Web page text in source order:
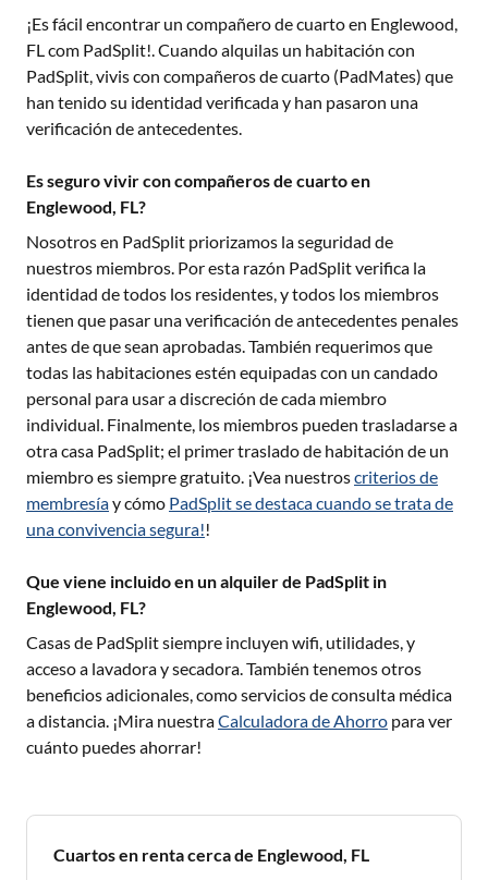
¡Es fácil encontrar un compañero de cuarto en Englewood,
FLcom PadSplit!. Cuando alquilas un habitación con
PadSplit, vivis con compañeros de cuarto (PadMates) que
han tenido su identidad verificada y han pasaron una
verificación de antecedentes.
Es seguro vivir con compañeros de cuarto en
Englewood, FL?
Nosotros en PadSplit priorizamos la seguridad de
nuestros miembros. Por esta razón PadSplit verifica la
identidad de todos los residentes, y todos los miembros
tienen que pasar una verificación de antecedentes penales
antes de que sean aprobadas. También requerimos que
todas las habitaciones estén equipadas con un candado
personal para usar a discreción de cada miembro
individual. Finalmente, los miembros pueden trasladarse a
otra casa PadSplit; el primer traslado de habitación de un
miembro es siempre gratuito. ¡Vea nuestroscriterios de
membresíay cómo PadSplit se destaca cuando se trata de
una convivencia segura!!
Que viene incluido en un alquiler de PadSplit in
Englewood, FL?
Casas de PadSplit siempre incluyen wifi, utilidades, y
acceso a lavadora y secadora. También tenemos otros
beneficios adicionales, como servicios de consulta médica
a distancia. ¡Mira nuestraCalculadora de Ahorro para ver
cuánto puedes ahorrar!
Cuartos en renta cerca de Englewood, FL